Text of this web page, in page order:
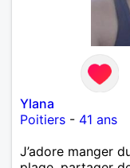
Ylana
Poitiers - 41 ans
J’adore manger